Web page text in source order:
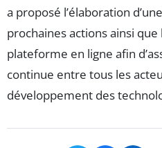
a proposé l’élaboration d’une
prochaines actions ainsi que
plateforme en ligne afin
continue entre tous les
développement des